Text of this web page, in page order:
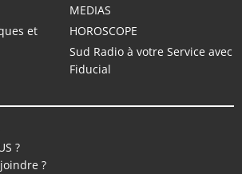
MEDIAS
et
HOROSCOPE
Sud Radio à votre Service avec
Fiducial
?
?